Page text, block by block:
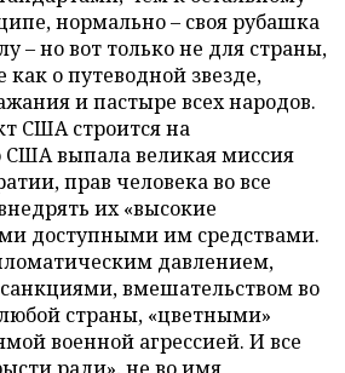
нормально – своя рубашка
– но вот только не для страны,
как о путеводной звезде,
и пастыре всех народов.
США строится на
США выпала великая миссия
прав человека во все
их «высокие
доступными им средствами.
давлением,
вмешательством во
страны, «цветными»
военной агрессией. И все